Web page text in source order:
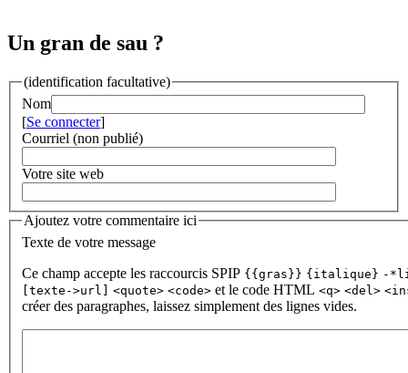
Un gran de sau ?
(identification facultative)
Nom
[Se connecter]
Courriel (non publié)
Votre site web
Ajoutez votre commentaire ici
Texte de votre message
Ce champ accepte les raccourcis SPIP {{gras}} {italique} -
[texte->url] <quote> <code> et le code HTML <q> <del>
créer des paragraphes, laissez simplement des lignes vides.